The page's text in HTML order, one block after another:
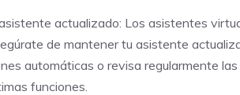
actualizado: Los asistentes
de mantener tu asistente
automáticas o revisa regularmente
funciones.